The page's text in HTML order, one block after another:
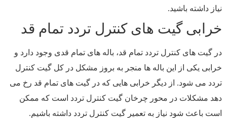
نیاز داشته باشید.
خرابی گیت های کنترل تردد تمام قد
در گیت های کنترل تردد تمام قد، باله های تمام قدی وجود دارد و
خرابی یکی از این باله ها منجر به بروز مشکل در کل گیت کنترل
تردد می شود. از دیگر خرابی هایی که در گیت های تمام قد رخ می
دهد مشکلات در محور چرخان گیت کنترل تردد است که ممکن
است باعث شود نیاز به تعمیر گیت کنترل تردد داشته باشیم.